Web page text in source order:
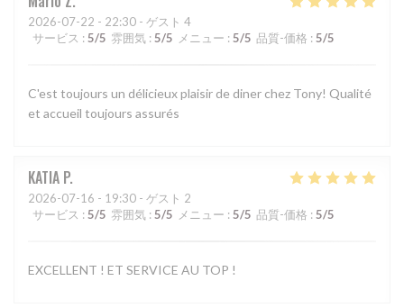
2026-07-22 - 22:30 - ゲスト 4
サービス : 5/5 雰囲気 : 5/5 メニュー : 5/5 品質-価格 : 5/5
C'est toujours un délicieux plaisir de diner chez Tony! Qualité
et accueil toujours assurés
KATIA P
2026-07-16 - 19:30 - ゲスト 2
サービス : 5/5 雰囲気 : 5/5 メニュー : 5/5 品質-価格 : 5/5
EXCELLENT ! ET SERVICE AU TOP !